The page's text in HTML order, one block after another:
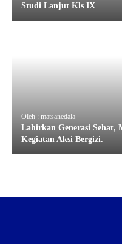
Studi Lanjut Kls IX
Oleh : matsanedala
Lahirkan Generasi Sehat,
Kegiatan Aksi Bergizi.